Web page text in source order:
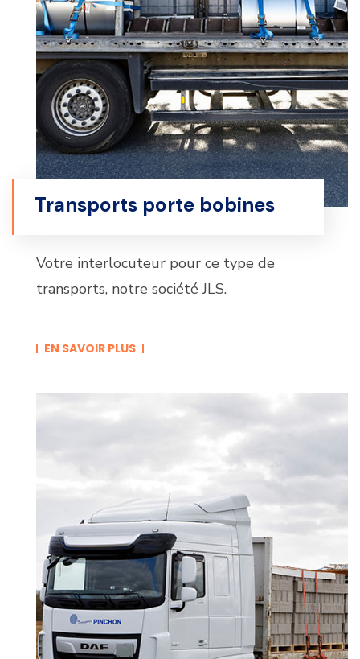
Transports porte bobines
Votre interlocuteur pour ce type de
transports, notre société JLS.
EN SAVOIR PLUS